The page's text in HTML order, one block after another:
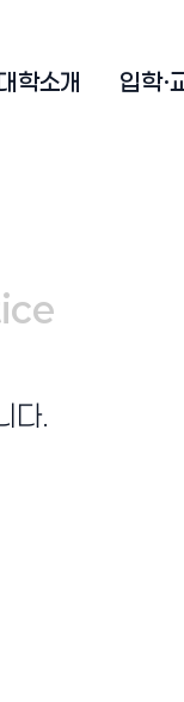
)
학소개 입학·
다.